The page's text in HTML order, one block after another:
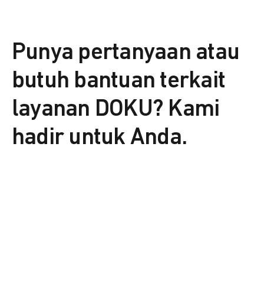
Punya pertanyaan atau
butuh bantuan terkait
layanan DOKU? Kami
hadir untuk Anda.